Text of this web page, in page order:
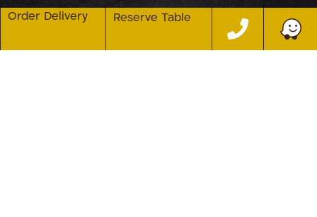
Order Delivery Reserve Table